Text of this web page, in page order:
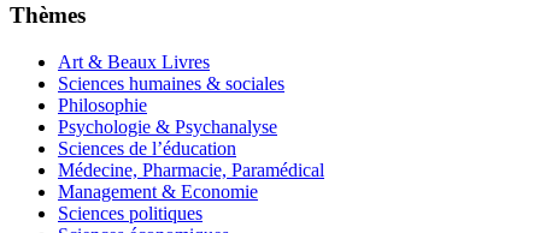
Thèmes
Art & Beaux Livres
Sciences humaines & sociales
Philosophie
Psychologie & Psychanalyse
Sciences de l’éducation
Médecine, Pharmacie, Paramédical
Management & Economie
Sciences politiques